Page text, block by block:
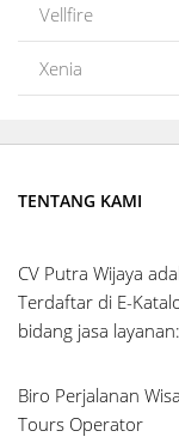
Vellfire
Xenia
TENTANG KAMI
CV Putra Wijaya
Terdaftar di E-
bidang jasa layanan:
Biro Perjalanan
Tours Operator